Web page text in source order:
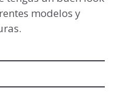
modelos y